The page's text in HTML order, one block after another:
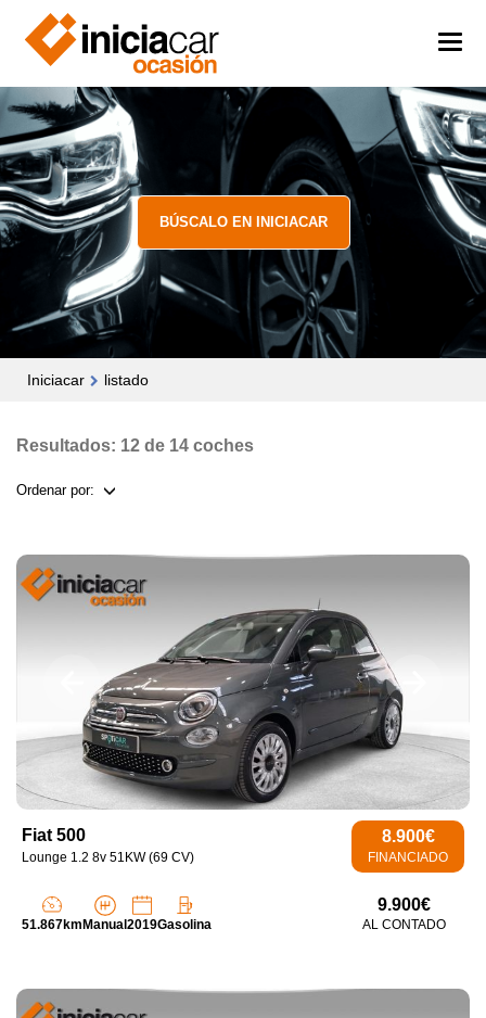
BÚSCALO EN INICIACAR
Iniciacar listado
Resultados: 12 de 14 coches
Ordenar por:
Fiat 500
Lounge 1.2 8v 51KW (69 CV)
8.900€
FINANCIADO
51.867km Manual 2019Gasolina
9.900€
AL CONTADO